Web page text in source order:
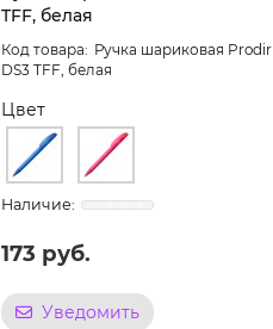
TFF, белая
Ручка шариковая Prodir
DS3 TFF, белая
Цвет
173 руб.
Уведомить